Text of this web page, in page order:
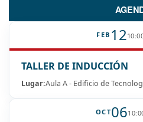
FEB 12
TALLER DE INDUCCIÓN
Lugar:Aula A - Edificio de
OCT06